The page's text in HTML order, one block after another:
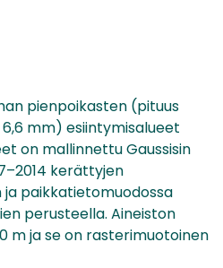
pienpoikasten (pituus
mm) esiintymisalueet
on mallinnettu Gaussisin
kerättyjen
paikkatietomuodossa
perusteella. Aineiston
m ja se on rasterimuotoinen